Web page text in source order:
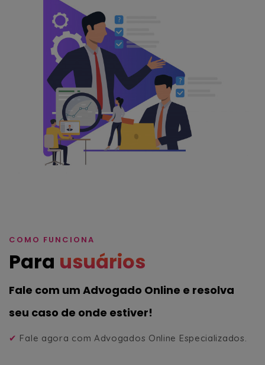
COMO FUNCIONA
Para usuários
Fale com um Advogado Online e resolva
seu caso de onde estiver!
✔ Fale agora com Advogados Online Especializados.